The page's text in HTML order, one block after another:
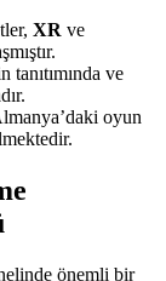
XR ve
tanıtımında ve
oyun
önemli bir